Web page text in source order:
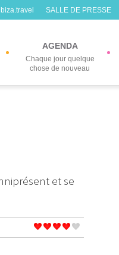
SALLE DE PRESSE
AGENDA
Chaque jour quelque
chose de nouveau
et se